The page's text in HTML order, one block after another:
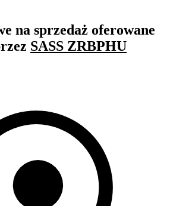
na sprzedaż oferowane
SASS ZRBPHU